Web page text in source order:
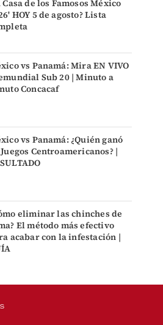
Casa de los Famosos México
HOY 5 de agosto? Lista
vs Panamá: Mira EN VIVO
Sub 20 | Minuto a
Concacaf
vs Panamá: ¿Quién ganó
Centroamericanos? |
eliminar las chinches de
El método más efectivo
acabar con la infestación |